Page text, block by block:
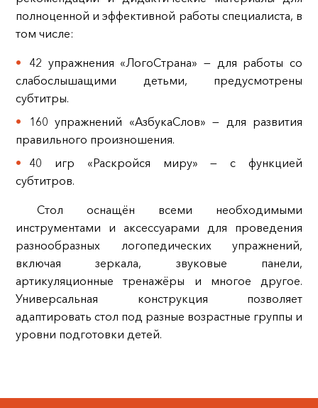
полноценной и эффективной работы специалиста, в
том числе:
42 упражнения «ЛогоСтрана» — для работы со
слабослышащими детьми, предусмотрены
субтитры.
160 упражнений «АзбукаСлов» — для развития
правильного произношения.
40 игр «Раскройся миру» — с функцией
субтитров.
Стол оснащён всеми необходимыми
инструментами и аксессуарами для проведения
разнообразных логопедических упражнений,
включая зеркала, звуковые панели,
артикуляционные тренажёры и многое другое.
Универсальная конструкция позволяет
адаптировать стол под разные возрастные группы и
уровни подготовки детей.